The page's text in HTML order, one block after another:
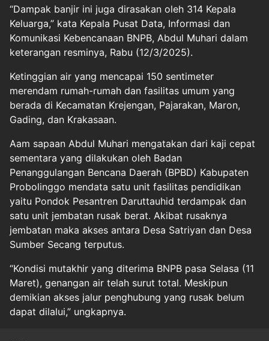
“Dampak banjir ini juga dirasakan oleh 314 Kepala
Keluarga,” kata Kepala Pusat Data, Informasi dan
Komunikasi Kebencanaan BNPB, Abdul Muhari dalam
keterangan resminya, Rabu (12/3/2025).
Ketinggian air yang mencapai 150 sentimeter
merendam rumah-rumah dan fasilitas umum yang
berada di Kecamatan Krejengan, Pajarakan, Maron,
Gading, dan Krakasaan.
Aam sapaan Abdul Muhari mengatakan dari kaji cepat
sementara yang dilakukan oleh Badan
Penanggulangan Bencana Daerah (BPBD) Kabupaten
Probolinggo mendata satu unit fasilitas pendidikan
yaitu Pondok Pesantren Daruttauhid terdampak dan
satu unit jembatan rusak berat. Akibat rusaknya
jembatan maka akses antara Desa Satriyan dan Desa
Sumber Secang terputus.
“Kondisi mutakhir yang diterima BNPB pasa Selasa (11
Maret), genangan air telah surut total. Meskipun
demikian akses jalur penghubung yang rusak belum
dapat dilalui,” ungkapnya.